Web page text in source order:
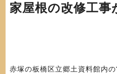
家屋根の改修工事
赤塚の板橋区立郷土資料館内の